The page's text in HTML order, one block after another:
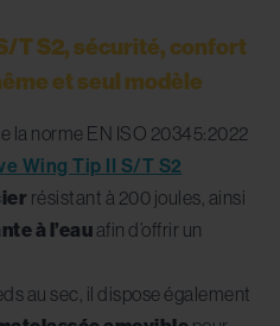
T S2, sécurité, confort
et seul modèle
la norme EN ISO 20345:2022
Wing Tip II S/T S2
résistant à 200 joules, ainsi
à l’eauafin d’offrir un
au sec, il dispose également